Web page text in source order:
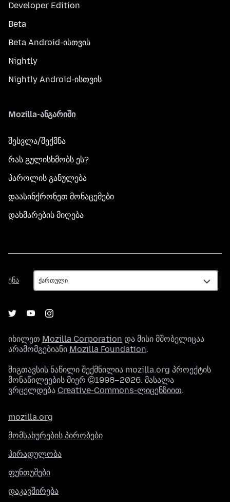
Developer Edition
Beta
Beta Android-ისთვის
Nightly
Nightly Android-ისთვის
Mozilla-ანგარიში
შესვლა/შექმნა
რას გულისხმობს ეს?
პაროლის განულება
დაასინქრონეთ მონაცემები
დახმარების მიღება
ენა
ენა
იხილეთ Mozilla Corporation და მისი მშობელიცაა
არამომგებიანი Mozilla Foundation.
შიგთავსის ნაწილი შექმნილია mozilla.org პროექტის
მონაწილეების მიერ ©1998–2026. მასალა
ვრცელდება Creative-Commons-ლიცენზიით.
mozilla.org
მომსახურების პირობები
პირადულობა
ფუნთუშები
დაკავშირება